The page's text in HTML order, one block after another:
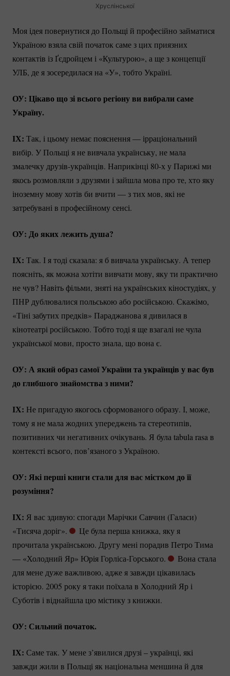
Хруслінської
Моя ідея повернутися до Польщі й професійно займатися
Україною взяла свій початок саме з цих приязних
контактів із Ґєдройцем і «Культурою», а ще з концепції
УЛБ, де я зосередилася на «У», тобто Україні.
ОУ: Цікаво що зі всього регіону ви вибрали саме
Україну.
ІХ: Так, і цьому немає пояснення — ірраціональний
вибір. У Польщі я не вивчала українську, не мала
змалечку друзів-українців. Наприкінці 80-х у Парижі ми
якось розмовляли з друзями і зайшла мова про те, хто яку
іноземну мову хотів би вчити — з тих мов, які не
затребувані в професійному сенсі.
ОУ: До яких лежить душа?
ІХ: Так. І я тоді сказала: я б вивчала українську. А тепер
поясніть, як можна хотіти вивчати мову, яку ти практично
не чув? Навіть фільми, зняті на українських кіностудіях, у
ПНР дублювалися польською або російською. Скажімо,
«Тіні забутих предків» Параджанова я дивилася в
кінотеатрі російською. Тобто тоді я ще взагалі не чула
української мови, просто знала, що вона є.
ОУ: А який образ самої України та українців у вас був
до глибшого знайомства з ними?
ІХ: Не пригадую якогось сформованого образу. І, може,
тому я не мала жодних упереджень та стереотипів,
позитивних чи негативних очікувань. Я була tabula rasa в
контексті всього, пов’язаного з Україною.
ОУ: Які перші книги стали для вас містком до її
розуміння?
ІХ: Я вас здивую: спогади Марічки Савчин (Галаси)
«Тисяча доріг».
Це була перша книжка, яку я
прочитала українською. Другу мені порадив Петро Тима
— «Холодний Яр» Юрія Горліса-Горського.
Вона стала
для мене дуже важливою, адже я завжди цікавилась
історією. 2005 року я таки поїхала в Холодний Яр і
Суботів і віднайшла цю містику з книжки.
ОУ: Сильний початок.
ІХ: Саме так. У мене з’явилися друзі – українці, які
завжди жили в Польщі як національна меншина й для